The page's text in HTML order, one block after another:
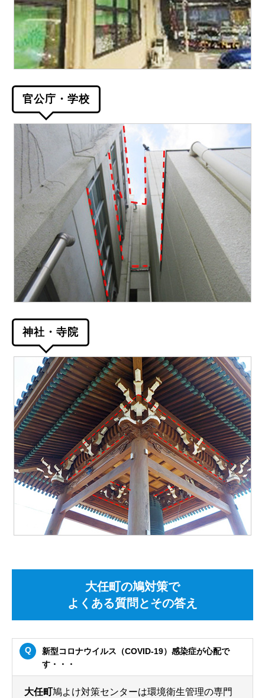
官公庁・学校
神社・寺院
大任町の鳩対策で
よくある質問とその答え
新型コロナウイルス（COVID-19）感染症が心配で
す・・・
大任町鳩よけ対策センターは環境衛生管理の専門